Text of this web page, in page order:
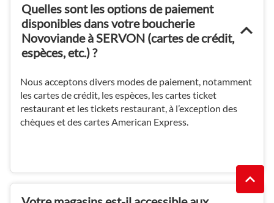
Quelles sont les options de paiement
disponibles dans votre boucherie
Novoviande à SERVON (cartes de crédit,
espèces, etc.) ?
Nous acceptons divers modes de paiement, notamment
les cartes de crédit, les espèces, les cartes ticket
restaurant et les tickets restaurant, à l’exception des
chèques et des cartes American Express.
EN